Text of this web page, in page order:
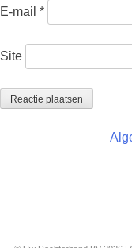
E-mail *
Site
© Uw Rechterhand BV 2026 |